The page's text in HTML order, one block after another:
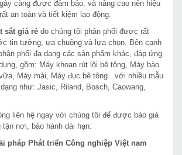
càng được đảm bảo, và nâng cao nên hiệu
an toàn và tiết kiệm lao động.
sắt giá rẻ do chúng tôi phân phối được rất
tin tưởng, ưa chuộng và lựa chọn. Bên cạnh
phối đa dạng các sản phẩm khác, đáp ứng
gồm: Máy khoan rút lõi bê tông, Máy bào
Máy mài, Máy đục bê tông...với nhiều mẫu
như: Jasic, Riland, Bosch, Caowang,
liên hệ ngay với chúng tôi để được báo giá
tận nơi, bảo hành dài hạn:
pháp Phát triển Công nghiệp Việt nam